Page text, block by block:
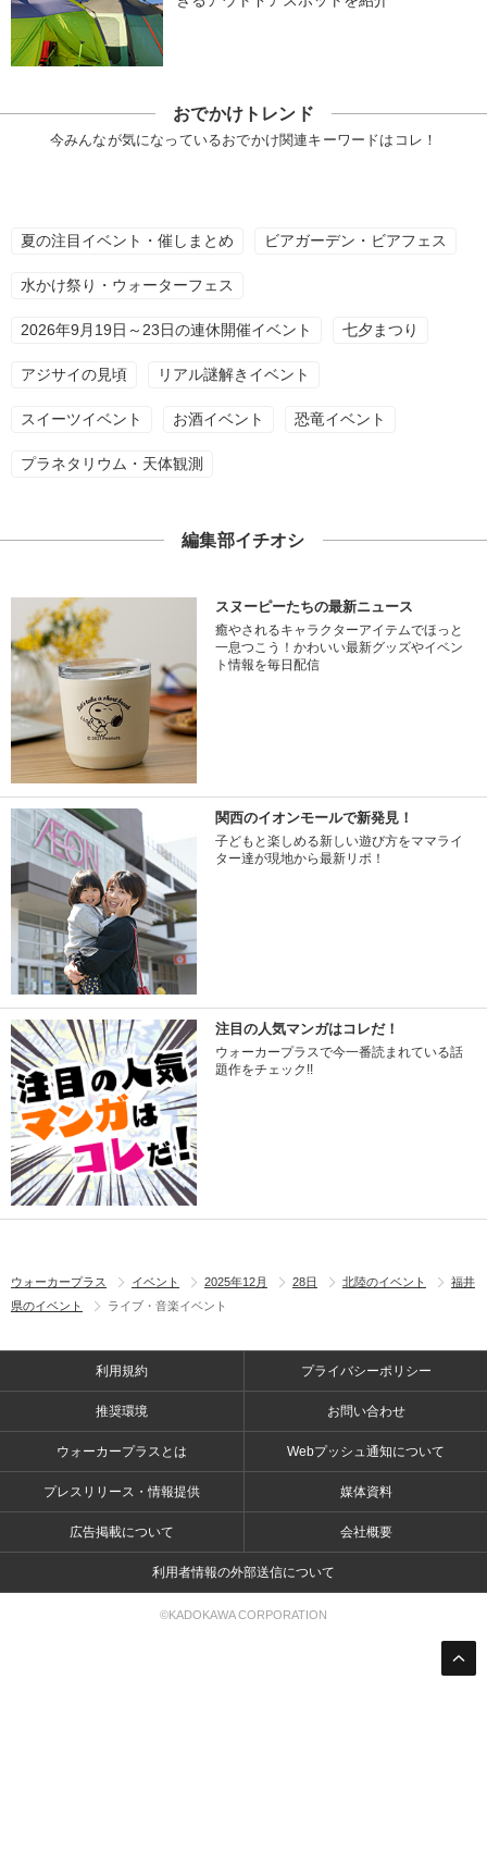
おでかけトレンド
今みんなが気になっているおでかけ関連キーワードはコレ！
夏の注目イベント・催しまとめ ビアガーデン・ビアフェス
水かけ祭り・ウォーターフェス
2026年9月19日～23日の連休開催イベント 七夕まつり
アジサイの見頃 リアル謎解きイベント
スイーツイベント お酒イベント 恐竜イベント
プラネタリウム・天体観測
編集部イチオシ
スヌーピーたちの最新ニュース
癒やされるキャラクターアイテムでほっと
一息つこう！かわいい最新グッズやイベン
ト情報を毎日配信
関西のイオンモールで新発見！
子どもと楽しめる新しい遊び方をママライ
ター達が現地から最新リポ！
注目の人気マンガはコレだ！
ウォーカープラスで今一番読まれている話
題作をチェック!!
ウォーカープラス イベント 2025年12月 28日 北陸のイベント
福井
県のイベント
ライブ・音楽イベント
利用規約 プライバシーポリシー
推奨環境 お問い合わせ
ウォーカープラスとは Webプッシュ通知について
プレスリリース・情報提供 媒体資料
広告掲載について 会社概要
利用者情報の外部送信について
©KADOKAWA CORPORATION